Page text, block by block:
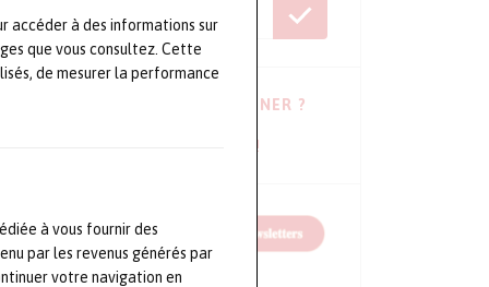
accéder à des informations sur
que vous consultez. Cette
de mesurer la performance
à vous fournir des
par les revenus générés par
votre navigation en
VOUS HÉSITEZ À VOUS ABONNER ?
Consulter les dernières newsletters !